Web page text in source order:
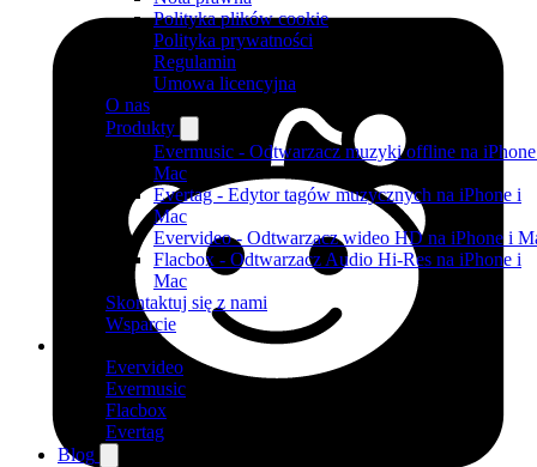
Polityka plików cookie
Polityka prywatności
Regulamin
Umowa licencyjna
O nas
Produkty
Evermusic - Odtwarzacz muzyki offline na
Mac
Evertag - Edytor tagów muzycznych na iPhone i
Mac
Evervideo - Odtwarzacz wideo HD na iPhone i
Flacbox - Odtwarzacz Audio Hi-Res na iPhone i
Mac
Skontaktuj się z nami
Wsparcie
Evervideo
Evermusic
Flacbox
Evertag
Blog